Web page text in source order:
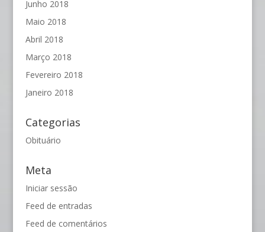
Junho 2018
Maio 2018
Abril 2018
Março 2018
Fevereiro 2018
Janeiro 2018
Categorias
Obituário
Meta
Iniciar sessão
Feed de entradas
Feed de comentários